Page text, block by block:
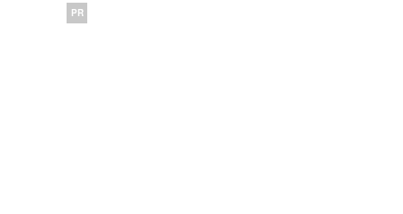
PR